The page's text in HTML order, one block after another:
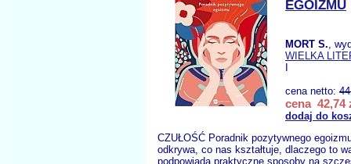
EGOIZMU
MORT S.,
WIELKA
cena netto:
cena 42,74
dodaj do
CZUŁOŚĆ Poradnik pozytywnego
odkrywa, co nas kształtuje, dlaczego to
podpowiada praktyczne sposoby na